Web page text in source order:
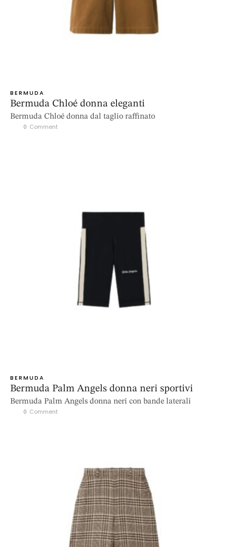
BERMUDA
Bermuda Chloé donna eleganti
Bermuda Chloé donna dal taglio raffinato
0 Comment
BERMUDA
Bermuda Palm Angels donna neri sportivi
Bermuda Palm Angels donna neri con bande laterali
0 Comment